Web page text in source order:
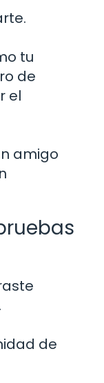
tu
de
el
amigo
de